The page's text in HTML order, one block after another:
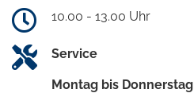
10.00 - 13.00 Uhr
Service
Montag bis Donnerstag